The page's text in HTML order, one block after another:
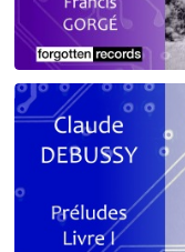
Debussy - Schmitt
orchestrations